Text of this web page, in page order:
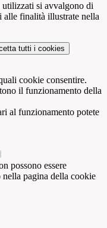
utilizzati si avvalgono di
alle finalità illustrate nella
tutti i cookies
cookie consentire.
il funzionamento della
al funzionamento potete
possono essere
pagina della cookie